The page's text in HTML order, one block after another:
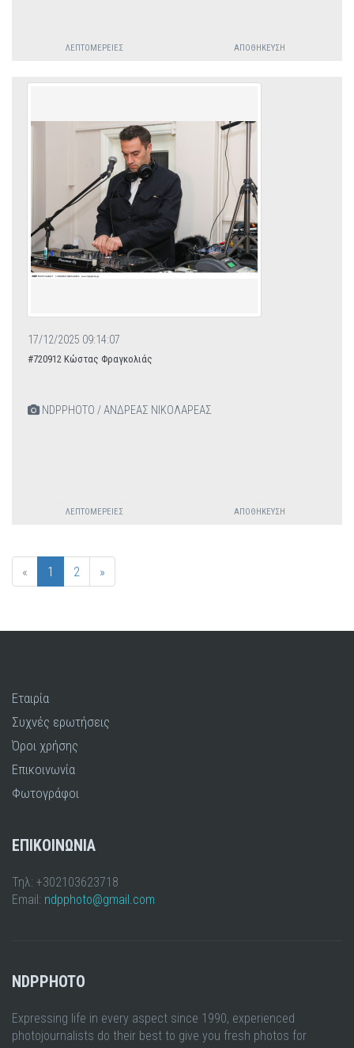
ΛΕΠΤΟΜΈΡΕΙΕΣ ΑΠΟΘΉΚΕΥΣΗ
17/12/2025 09:14:07
#720912 Κώστας Φραγκολιάς
NDPPHOTO / ΑΝΔΡΕΑΣ ΝΙΚΟΛΑΡΕΑΣ
ΛΕΠΤΟΜΈΡΕΙΕΣ ΑΠΟΘΉΚΕΥΣΗ
« 1 2 »
Εταιρία
Συχνές ερωτήσεις
Όροι χρήσης
Επικοινωνία
Φωτογράφοι
ΕΠΙΚΟΙΝΩΝΙΑ
Τηλ: +302103623718
Email: ndpphoto@gmail.com
NDPPHOTO
Expressing life in every aspect since 1990, experienced
photojournalists do their best to give you fresh photos for